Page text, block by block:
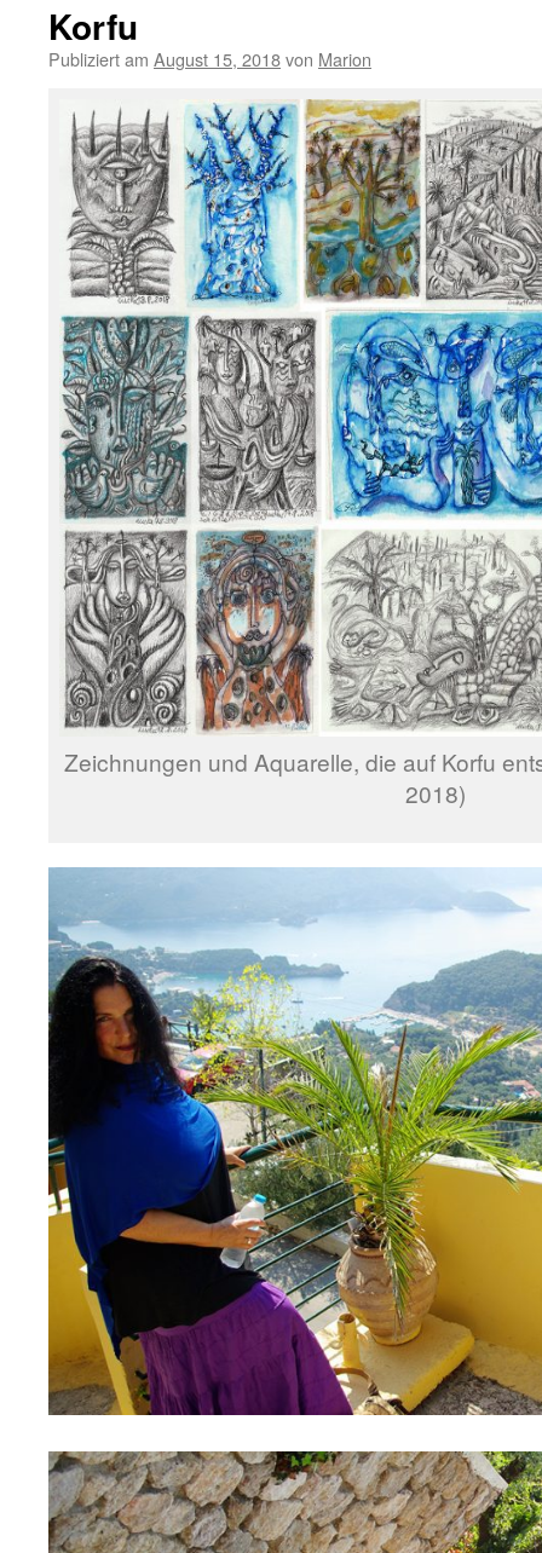
Korfu
Publiziert am August 15, 2018von Marion
Zeichnungen und Aquarelle, die auf Korfu
2018)